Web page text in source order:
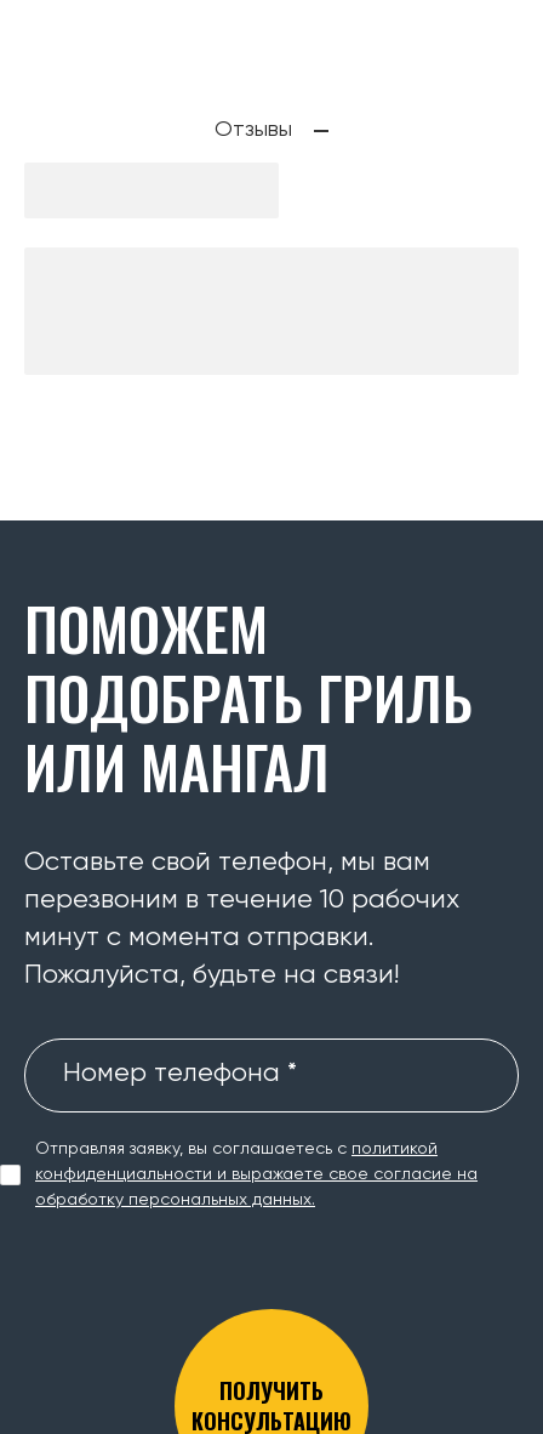
Отзывы
ПОМОЖЕМ
ПОДОБРАТЬ ГРИЛЬ
ИЛИ МАНГАЛ
Оставьте свой телефон, мы вам
перезвоним в течение 10 рабочих
минут с момента отправки.
Пожалуйста, будьте на связи!
Номер телефона *
Отправляя заявку, вы соглашаетесь с политикой
конфиденциальности и выражаете свое согласие на
обработку персональных данных.
ПОЛУЧИТЬ
КОНСУЛЬТАЦИЮ